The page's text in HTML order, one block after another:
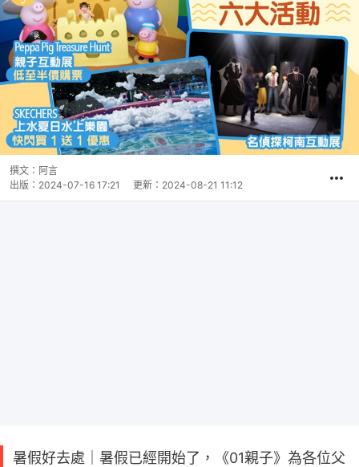
撰文： 阿言
出版： 2024-07-16 17:21 更新： 2024-08-21 11:12
暑假好去處｜暑假已經開始了，《01親子》為各位父